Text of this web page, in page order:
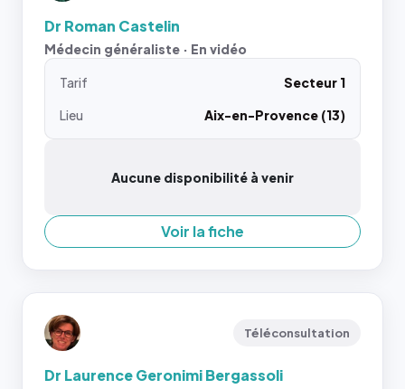
Dr Roman Castelin
Médecin généraliste · En vidéo
Tarif
Secteur 1
Lieu
Aix-en-Provence (13)
Aucune disponibilité à venir
Voir la fiche
Téléconsultation
Dr Laurence Geronimi Bergassoli